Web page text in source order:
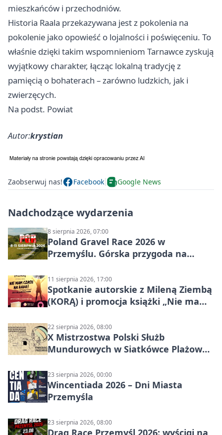
mieszkańców i przechodniów.
Historia Raala przekazywana jest z pokolenia na
pokolenie jako opowieść o lojalności i poświęceniu. To
właśnie dzięki takim wspomnieniom Tarnawce zyskują
wyjątkowy charakter, łącząc lokalną tradycję z
pamięcią o bohaterach – zarówno ludzkich, jak i
zwierzęcych.
Na podst. Powiat
Autor:krystian
Zaobserwuj nas! Facebook Google News
Nadchodzące wydarzenia
8 sierpnia 2026, 07:00
Poland Gravel Race 2026 w
Przemyślu. Górska przygoda na
11 sierpnia 2026, 17:00
Spotkanie autorskie z Mileną Ziembą
(KORĄ) i promocja książki „Nie mam
22 sierpnia 2026, 08:00
X Mistrzostwa Polski Służb
Mundurowych w Siatkówce Plażowej
23 sierpnia 2026, 00:00
Wincentiada 2026 – Dni Miasta
Przemyśla
23 sierpnia 2026, 08:00
Drag Race Przemyśl 2026: wyścigi na